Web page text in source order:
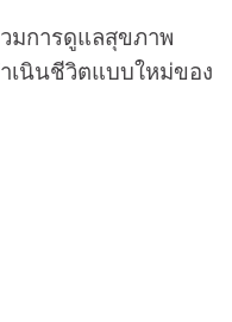
วมการดูแลสุขภาพ
เนินชีวิตแบบใหม่ของ